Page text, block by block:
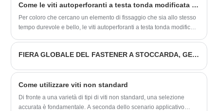
​Come le viti autoperforanti a testa tonda modificata con punte verniciate forniscono una soluzione di fissaggio durevole ed esteticamente gradevole
Per coloro che cercano un elemento di fissaggio che sia allo stesso
tempo durevole e bello, le viti autoperforanti a testa tonda modificata
presa e la coppia rispetto ai dispositivi di fissaggio tradizionali.
FIERA GLOBALE DEL FASTENER A STOCCARDA, GERMANIA
Come utilizzare viti non standard
Di fronte a una varietà di tipi di viti non standard, una selezione
accurata è fondamentale. A seconda dello scenario applicativo